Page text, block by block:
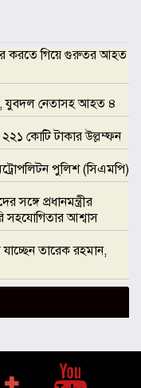
করতে গিয়ে গুরুতর আহত
যুবদল নেতাসহ আহত ৪
২২১ কোটি টাকার উল্লম্ফন
পুলিশ (সিএমপি)
সঙ্গে প্রধানমন্ত্রীর
সহযোগিতার আশ্বাস
যাচ্ছেন তারেক রহমান,
নেতৃত্বের আন্তর্জাতিক
ভূমিকা ইতিহাসের
বীর বিক্রম